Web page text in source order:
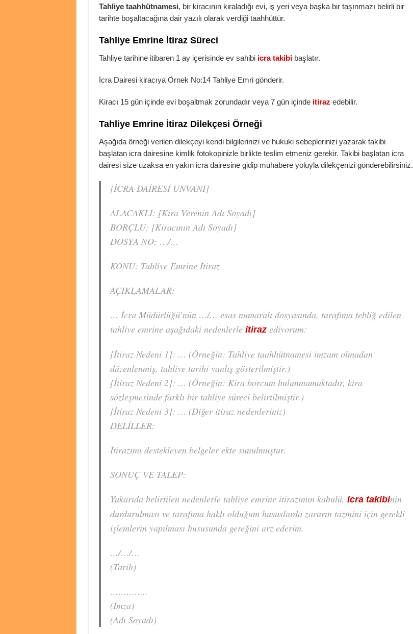
Tahliye taahhütnamesi, bir kiracının kiraladığı evi, iş yeri veya başka bir taşınmazı belirli bir
tarihte boşaltacağına dair yazılı olarak verdiği taahhüttür.
Tahliye Emrine İtiraz Süreci
Tahliye tarihine itibaren 1 ay içerisinde ev sahibi icra takibibaşlatır.
İcra Dairesi kiracıya Örnek No:14 Tahliye Emri gönderir.
Kiracı 15 gün içinde evi boşaltmak zorundadır veya 7 gün içinde itiraz edebilir.
Tahliye Emrine İtiraz Dilekçesi Örneği
Aşağıda örneği verilen dilekçeyi kendi bilgilerinizi ve hukuki sebeplerinizi yazarak takibi
başlatan icra dairesine kimlik fotokopinizle birlikte teslim etmeniz gerekir. Takibi başlatan icra
dairesi size uzaksa en yakın icra dairesine gidip muhabere yoluyla dilekçenizi gönderebilirsiniz.
[İCRA DAİRESİ UNVANI]
ALACAKLI: [Kira Verenin Adı Soyadı]
BORÇLU: [Kiracının Adı Soyadı]
DOSYA NO: …/…
KONU: Tahliye Emrine İtiraz
AÇIKLAMALAR:
… İcra Müdürlüğü’nün …/… esas numaralı dosyasında, tarafıma tebliğ edilen
tahliye emrine aşağıdaki nedenlerle itirazediyorum:
[İtiraz Nedeni 1]: … (Örneğin: Tahliye taahhütnamesi imzam olmadan
düzenlenmiş, tahliye tarihi yanlış gösterilmiştir.)
[İtiraz Nedeni 2]: … (Örneğin: Kira borcum bulunmamaktadır, kira
sözleşmesinde farklı bir tahliye süreci belirtilmiştir.)
[İtiraz Nedeni 3]: … (Diğer itiraz nedenleriniz)
DELİLLER:
İtirazımı destekleyen belgeler ekte sunulmuştur.
SONUÇ VE TALEP:
Yukarıda belirtilen nedenlerle tahliye emrine itirazımın kabulü, icra takibinin
durdurulması ve tarafıma haklı olduğum hususlarda zararın tazmini için gerekli
işlemlerin yapılması hususunda gereğini arz ederim.
…/…/…
(Tarih)
…………..
(İmza)
(Adı Soyadı)